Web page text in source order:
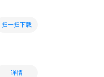
扫一扫下载
详情